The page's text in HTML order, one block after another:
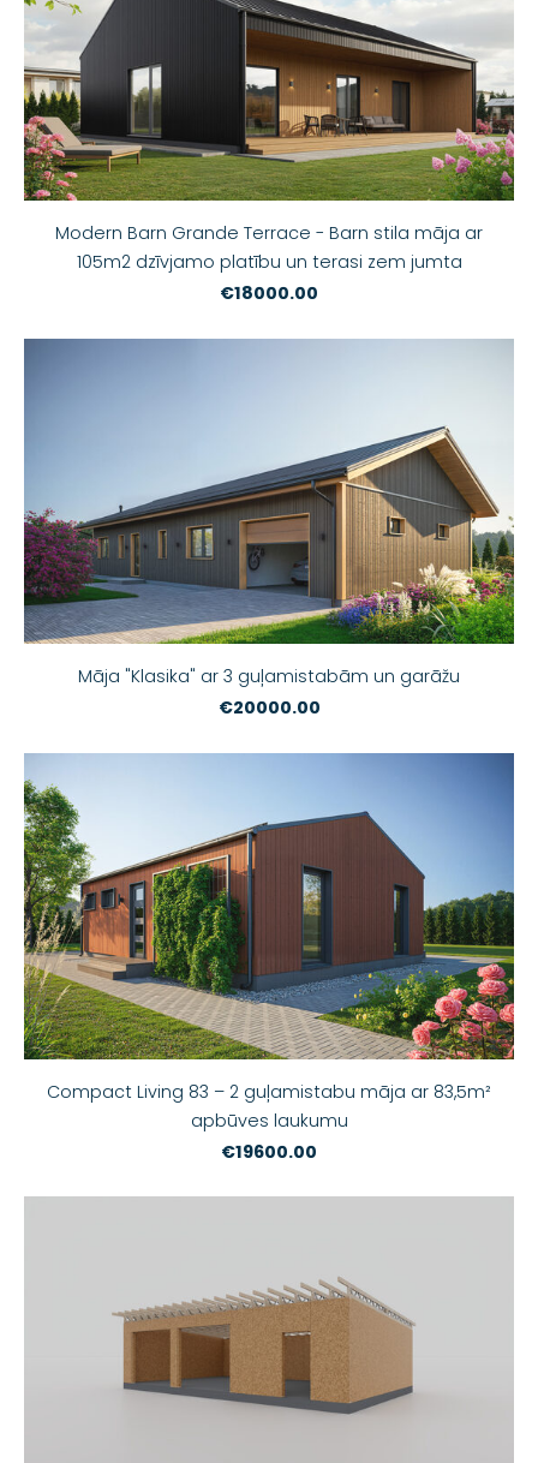
Modern Barn Grande Terrace - Barn stila māja ar
105m2 dzīvjamo platību un terasi zem jumta
€18000.00
Māja "Klasika" ar 3 guļamistabām un garāžu
€20000.00
Compact Living 83 – 2 guļamistabu māja ar 83,5m²
apbūves laukumu
€19600.00